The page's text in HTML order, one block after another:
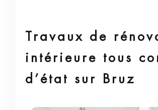
Travaux de
intérieure tous
d’état sur Bruz